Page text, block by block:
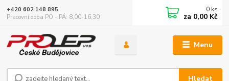
Menu
Hledat
+420 602 148 895
Pracovní doba PO - PÁ: 8,00-16,30
0 ks
za 0,00 Kč